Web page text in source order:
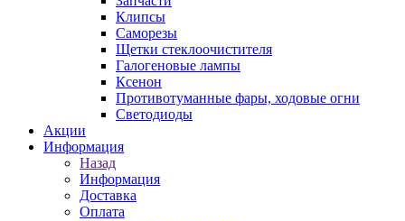
Клипсы
Саморезы
Щетки стеклоочистителя
Галогеновые лампы
Ксенон
Противотуманные фары, ходовые огни
Светодиоды
Акции
Информация
Назад
Информация
Доставка
Оплата